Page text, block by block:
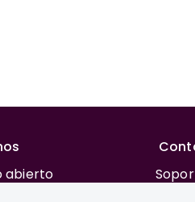
abierto